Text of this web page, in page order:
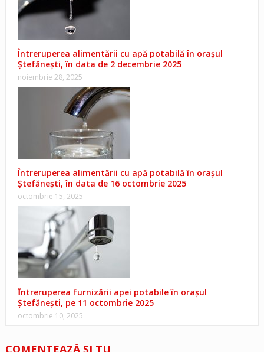
Întreruperea alimentării cu apă potabilă în oraşul
Ștefănești, în data de 2 decembrie 2025
noiembrie 28, 2025
Întreruperea alimentării cu apă potabilă în oraşul
Ștefănești, în data de 16 octombrie 2025
octombrie 15, 2025
Ȋntreruperea furnizării apei potabile în oraşul
Ştefăneşti, pe 11 octombrie 2025
octombrie 10, 2025